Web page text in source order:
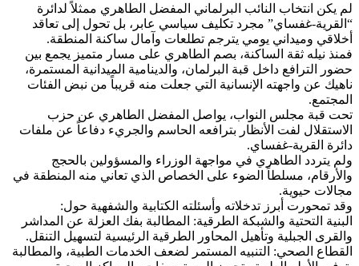
لم يكن انتخاب النائب البرلماني المفضل الطاهري ممثلاً لدائرة
“القرية-غفساي” مجرد تكليف سياسي عابر، بل تحول إلى تعاقد
أخلاقي وميداني يومي يترجم تطلعات وآمال ساكنة المنطقة.
فمنذ نيله ثقة الساكنة، بصم الطاهري على مسار متميز يجمع بين
حضور الترافع داخل قبة البرلمان، والدينامية الميدانية المستمرة،
ناهيك عن واجهته الإنسانية التي جعلت منه قريباً من نبض الفئات
المجتمع.
تحت قبة مجلس النواب، يواصل المفضل الطاهري عن حزب
الاستقلال لفت الأنظار بترافعه الحاسم والجريء دفاعاً عن ملفات
دائرة القرية-غفساي.
ولم يتردد الطاهري في مواجهة الوزراء والمسؤولين بالحجج
والأرقام، مسلطاً الضوء على الخصاص الذي تعاني منه المنطقة في
مجالات حيوية.
وقد تمحورت أبرز تدخلاته وأسئلته الكتابية والشفهية حول:
البنية التحتية والشبكة الطرقية: المطالبة بفك العزلة عن المداشر
والقرى الجبلية وتأهيل المحاور الطرقية الرئيسية لتسهيل التنقل.
القطاع الصحي: التنبيه المستمر لضعف الخدمات الطبية، والمطالبة